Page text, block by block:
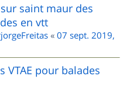
saint maur des
en vtt
« 07 sept. 2019,
VTAE pour balades